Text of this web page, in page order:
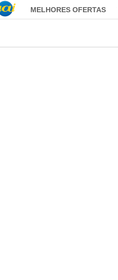
MELHORES OFERTAS